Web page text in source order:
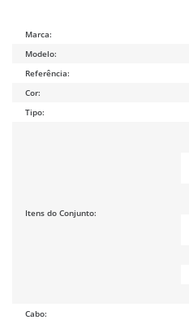
Marca:
Modelo:
Referência:
Cor:
Tipo:
Itens do Conjunto:
Cabo: